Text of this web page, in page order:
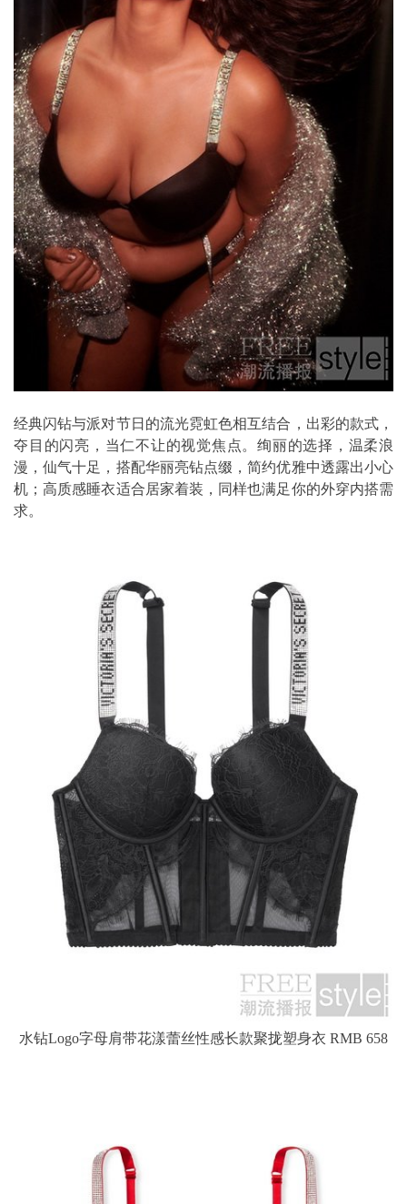
经典闪钻与派对节日的流光霓虹色相互结合，出彩的款式，
夺目的闪亮，当仁不让的视觉焦点。绚丽的选择，温柔浪
漫，仙气十足，搭配华丽亮钻点缀，简约优雅中透露出小心
机；高质感睡衣适合居家着装，同样也满足你的外穿内搭需
求。
水钻Logo字母肩带花漾蕾丝性感长款聚拢塑身衣 RMB 658